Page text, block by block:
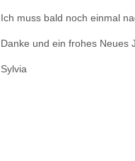
Ich muss bald noch einmal
Danke und ein frohes Neues
Sylvia